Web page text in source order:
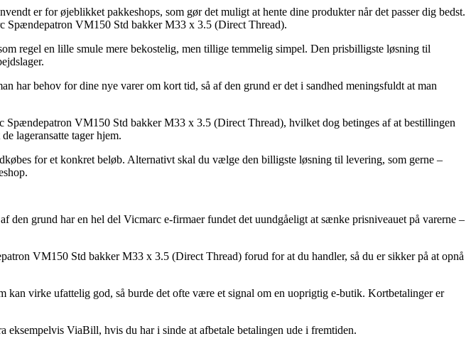
er for øjeblikket pakkeshops, som gør det muligt at hente dine produkter når det passer dig bedst.
Spændepatron VM150 Std bakker M33 x 3.5 (Direct Thread).
regel en lille smule mere bekostelig, men tillige temmelig simpel. Den prisbilligste løsning til
har behov for dine nye varer om kort tid, så af den grund er det i sandhed meningsfuldt at man
Spændepatron VM150 Std bakker M33 x 3.5 (Direct Thread), hvilket dog betinges af at bestillingen
lageransatte tager hjem.
for et konkret beløb. Alternativt skal du vælge den billigste løsning til levering, som gerne –
grund har en hel del Vicmarc e-firmaer fundet det uundgåeligt at sænke prisniveauet på varerne –
VM150 Std bakker M33 x 3.5 (Direct Thread) forud for at du handler, så du er sikker på at opnå
kan virke ufattelig god, så burde det ofte være et signal om en uoprigtig e-butik. Kortbetalinger er
ViaBill, hvis du har i sinde at afbetale betalingen ude i fremtiden.